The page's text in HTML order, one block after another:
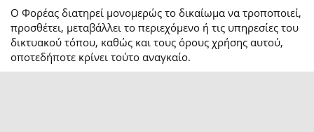
Ο Φορέας διατηρεί μονομερώς το δικαίωμα να τροποποιεί,
προσθέτει, μεταβάλλει το περιεχόμενο ή τις υπηρεσίες του
δικτυακού τόπου, καθώς και τους όρους χρήσης αυτού,
οποτεδήποτε κρίνει τούτο αναγκαίο.